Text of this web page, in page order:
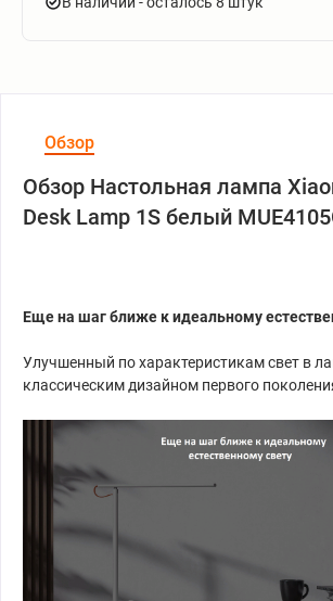
Обзор
Обзор Настольная лампа
Desk Lamp 1S белый
Еще на шаг ближе к идеальному
Улучшенный по характеристикам свет в
классическим дизайном первого